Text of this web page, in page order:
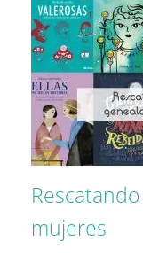
mujeres